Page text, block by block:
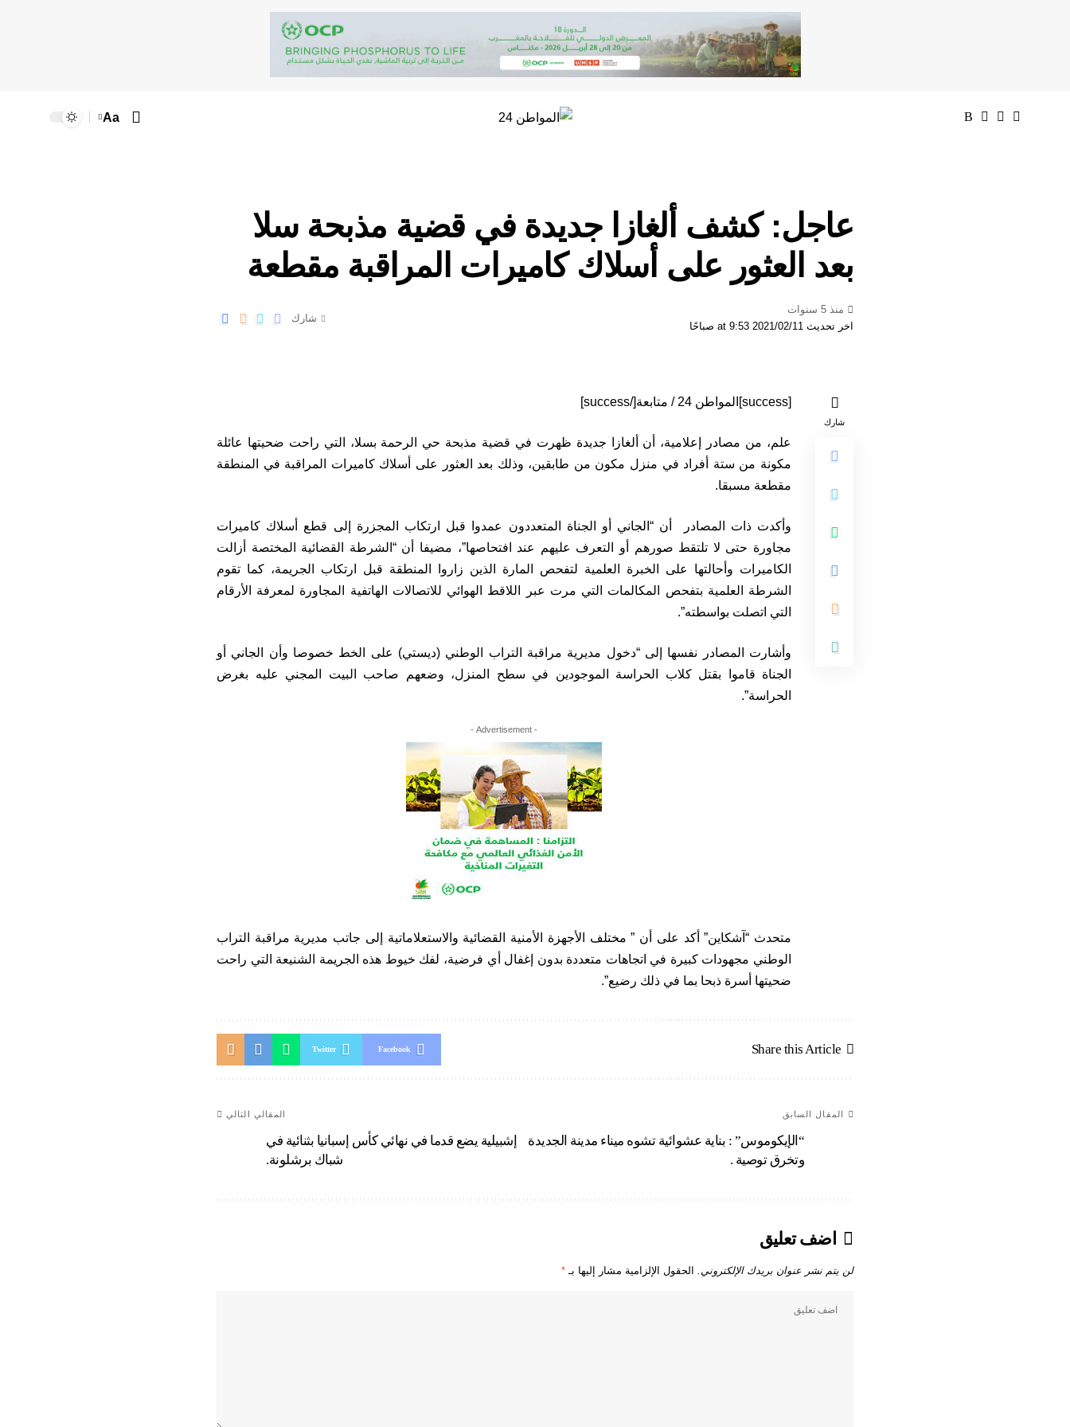
Aa
عاجل: كشف ألغازا جديدة في قضية مذبحة سلا
بعد العثور على أسلاك كاميرات المراقبة مقطعة
اخر تحديث 2021/02/11 at 9:53 صباحًا
منذ 5 سنوات
شارك
شارك
[success]المواطن 24 / متابعة[/success]
علم، من مصادر إعلامية، أن ألغازا جديدة ظهرت في قضية مذبحة حي الرحمة بسلا، التي راحت ضحيتها عائلة
مكونة من ستة أفراد في منزل مكون من طابقين، وذلك بعد العثور على أسلاك كاميرات المراقبة في المنطقة
مقطعة مسبقا.
وأكدت ذات المصادر أن “الجاني أو الجناة المتعددون عمدوا قبل ارتكاب المجزرة إلى قطع أسلاك كاميرات
مجاورة حتى لا تلتقط صورهم أو التعرف عليهم عند افتحاصها”، مضيفا أن “الشرطة القضائية المختصة أزالت
الكاميرات وأحالتها على الخبرة العلمية لتفحص المارة الذين زاروا المنطقة قبل ارتكاب الجريمة، كما تقوم
الشرطة العلمية بتفحص المكالمات التي مرت عبر اللاقط الهوائي للاتصالات الهاتفية المجاورة لمعرفة الأرقام
التي اتصلت بواسطته”.
وأشارت المصادر نفسها إلى “دخول مديرية مراقبة التراب الوطني (ديستي) على الخط خصوصا وأن الجاني أو
الجناة قاموا بقتل كلاب الحراسة الموجودين في سطح المنزل، وضعهم صاحب البيت المجني عليه بغرض
الحراسة”.
- Advertisement -
متحدث “آشكاين” أكد على أن ” مختلف الأجهزة الأمنية القضائية والاستعلاماتية إلى جاتب مديرية مراقبة التراب
الوطني مجهودات كبيرة في اتجاهات متعددة بدون إغفال أي فرضية، لفك خيوط هذه الجريمة الشنيعة التي راحت
ضحيتها أسرة ذبحا بما في ذلك رضيع”.
Share this Article
Facebook
Twitter
المقال السابق
“الإيكوموس” : بناية عشوائية تشوه ميناء مدينة الجديدة
وتخرق توصية .
المقالي التالي
إشبيلية يضع قدما في نهائي كأس إسبانيا بثنائية في
شباك برشلونة.
اضف تعليق
لن يتم نشر عنوان بريدك الإلكتروني. الحقول الإلزامية مشار إليها بـ *